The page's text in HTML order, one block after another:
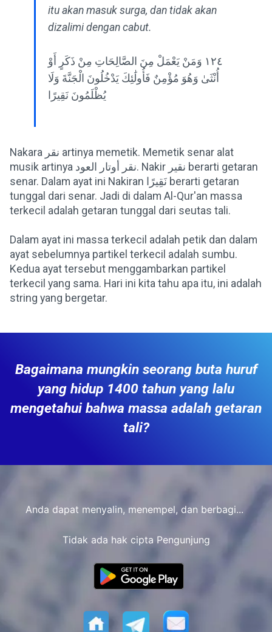
itu akan masuk surga, dan tidak akan
dizalimi dengan cabut.
١٢٤ وَمَنْ يَعْمَلْ مِنَ الصَّالِحَاتِ مِنْ ذَكَرٍ أَوْ
أُنْثَىٰ وَهُوَ مُؤْمِنٌ فَأُولَٰئِكَ يَدْخُلُونَ الْجَنَّةَ وَلَا
يُظْلَمُونَ نَقِيرًا
Nakara نقر artinya memetik. Memetik senar alat
musik artinya نقر أوتار العود. Nakir نقير berarti getaran
senar. Dalam ayat ini Nakiran نَقِيرًا berarti getaran
tunggal dari senar. Jadi di dalam Al-Qur'an massa
terkecil adalah getaran tunggal dari seutas tali.
Dalam ayat ini massa terkecil adalah petik dan dalam
ayat sebelumnya partikel terkecil adalah sumbu.
Kedua ayat tersebut menggambarkan partikel
terkecil yang sama. Hari ini kita tahu apa itu, ini adalah
string yang bergetar.
Bagaimana mungkin seorang buta huruf
yang hidup 1400 tahun yang lalu
mengetahui bahwa massa adalah getaran
tali?
Anda dapat menyalin, menempel, dan berbagi...
Tidak ada hak cipta Pengunjung